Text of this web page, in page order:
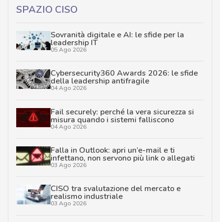
SPAZIO CISO
Sovranità digitale e AI: le sfide per la
leadership IT
05 Ago 2026
Cybersecurity360 Awards 2026: le sfide
della leadership antifragile
04 Ago 2026
Fail securely: perché la vera sicurezza si
misura quando i sistemi falliscono
04 Ago 2026
Falla in Outlook: apri un’e-mail e ti
infettano, non servono più link o allegati
03 Ago 2026
CISO tra svalutazione del mercato e
realismo industriale
03 Ago 2026